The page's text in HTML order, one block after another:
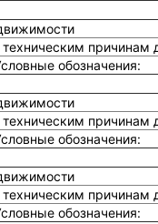
причинам
обозначения:
причинам
обозначения:
причинам
обозначения: